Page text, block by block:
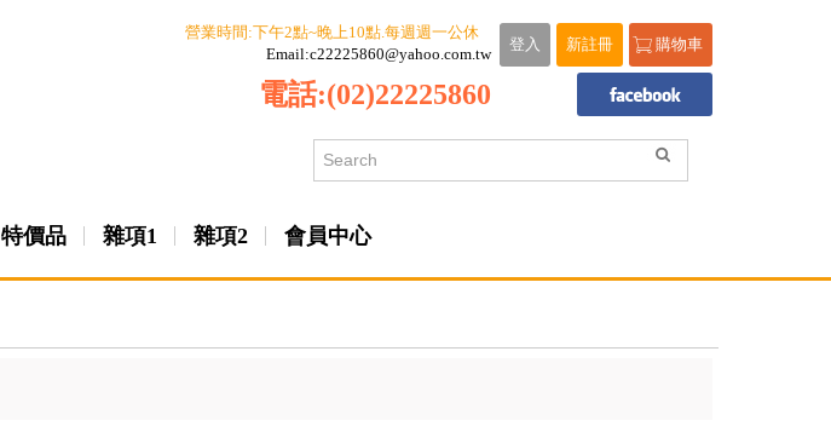
購物車
新註冊
登入
營業時間:下午2點~晚上10點.每週週一公休
Email:c22225860@yahoo.com.tw
電話:(02)22225860
特價品 雜項1 雜項2 會員中心